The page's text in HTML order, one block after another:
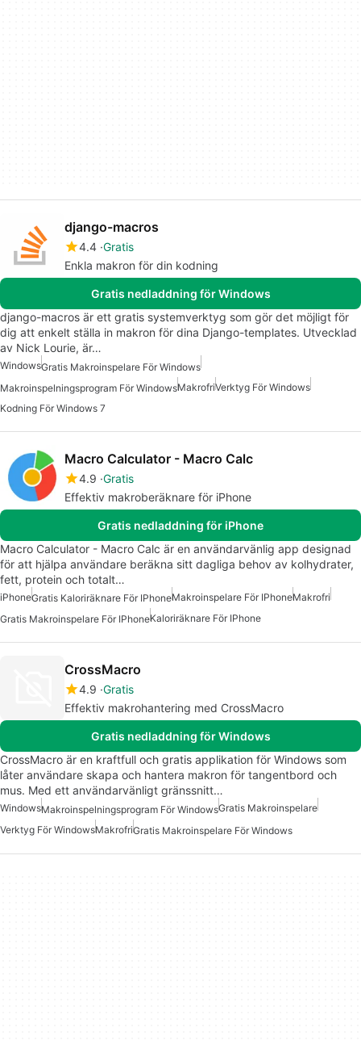
django-macros
4.4 Gratis
Enkla makron för din kodning
Gratis nedladdning för Windows
django-macros är ett gratis systemverktyg som gör det möjligt för
dig att enkelt ställa in makron för dina Django-templates. Utvecklad
av Nick Lourie, är…
WindowsGratis Makroinspelare För Windows
Makroinspelningsprogram För WindowsMakrofriVerktyg För Windows
Kodning För Windows 7
Macro Calculator - Macro Calc
4.9 Gratis
Effektiv makroberäknare för iPhone
Gratis nedladdning för iPhone
Macro Calculator - Macro Calc är en användarvänlig app designad
för att hjälpa användare beräkna sitt dagliga behov av kolhydrater,
fett, protein och totalt…
iPhoneGratis Kaloriräknare För IPhoneMakroinspelare För IPhoneMakrofri
Gratis Makroinspelare För IPhoneKaloriräknare För IPhone
CrossMacro
4.9 Gratis
Effektiv makrohantering med CrossMacro
Gratis nedladdning för Windows
CrossMacro är en kraftfull och gratis applikation för Windows som
låter användare skapa och hantera makron för tangentbord och
mus. Med ett användarvänligt gränssnitt…
WindowsMakroinspelningsprogram För WindowsGratis Makroinspelare
Verktyg För WindowsMakrofriGratis Makroinspelare För Windows